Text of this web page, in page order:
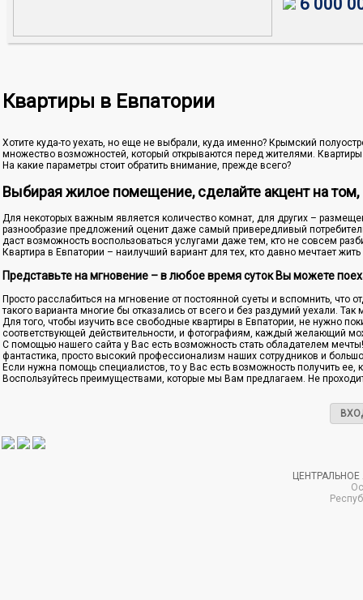
6 000
Квартиры в Евпатории
Хотите куда-то уехать, но еще не выбрали, куда именно? Крымский
множество возможностей, который открываются перед жителями.
На какие параметры стоит обратить внимание, прежде всего?
Выбирая жилое помещение, сделайте акцент на том,
Для некоторых важным является количество комнат, для других –
разнообразие предложений оценит даже самый привередливый
даст возможность воспользоваться услугами даже тем, кто не совсем
Квартира в Евпатории – наилучший вариант для тех, кто давно мечтает
Представьте на мгновение – в любое время суток Вы можете
Просто расслабиться на мгновение от постоянной суеты и вспомнить,
такого варианта многие бы отказались от всего и без раздумий уехали.
Для того, чтобы изучить все свободные квартиры в Евпатории, не нужно
соответствующей действительности, и фотографиям, каждый желающий
С помощью нашего сайта у Вас есть возможность стать обладателем
фантастика, просто высокий профессионализм наших сотрудников и
Если нужна помощь специалистов, то у Вас есть возможность получить
Воспользуйтесь преимуществами, которые мы Вам предлагаем. Не